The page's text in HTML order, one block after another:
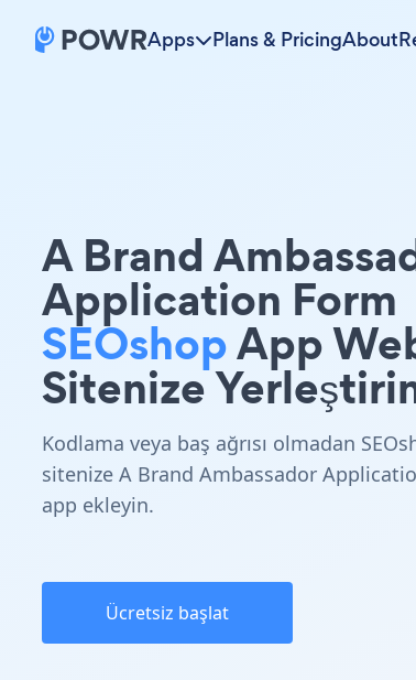
Apps Plans & PricingAbout
A Brand
Application Form
SEOshopApp
Sitenize
Kodlama veya baş ağrısı olmadan
sitenize A Brand Ambassador
app ekleyin.
Ücretsiz başlat